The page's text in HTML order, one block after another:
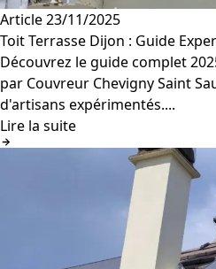
Article23/11/2025
Toit Terrasse Dijon : Guide
Découvrez le guide complet
par Couvreur Chevigny Saint
d'artisans expérimentés....
Lire la suite